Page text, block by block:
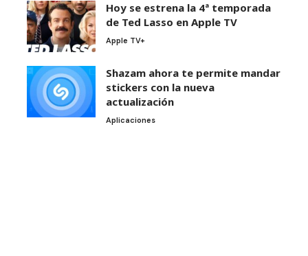
Hoy se estrena la 4ª temporada
de Ted Lasso en Apple TV
Apple TV+
Shazam ahora te permite mandar
stickers con la nueva
actualización
Aplicaciones